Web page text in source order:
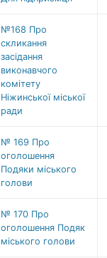
№168 Про
скликання
засідання
виконавчого
комітету
Ніжинської міської
ради
№ 169 Про
оголошення
Подяки міського
голови
№ 170 Про
оголошення Подяк
міського голови